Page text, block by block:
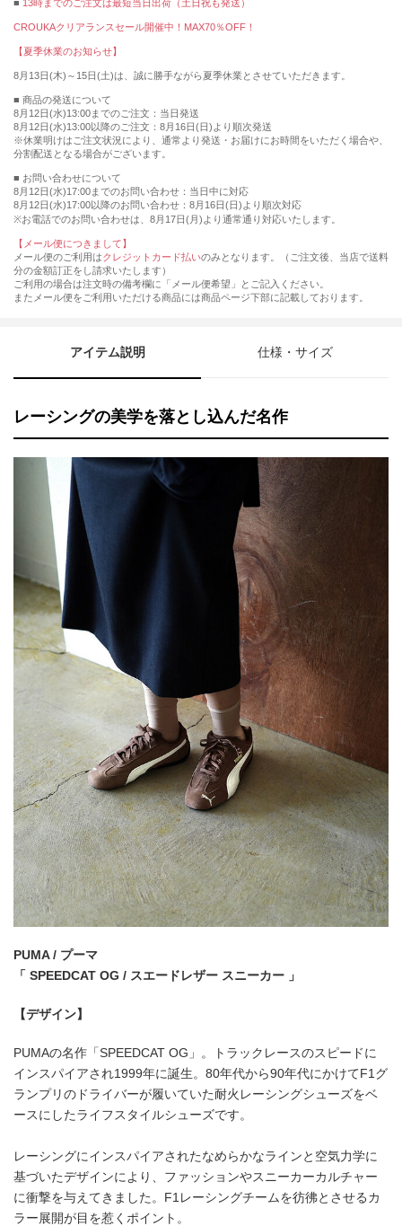
13時までのご注文は最短当日出荷（土日祝も発送）
CROUKAクリアランスセール開催中！MAX70％OFF！
【夏季休業のお知らせ】
8月13日(木)～15日(土)は、誠に勝手ながら夏季休業とさせていただきます。
■ 商品の発送について
8月12日(水)13:00までのご注文：当日発送
8月12日(水)13:00以降のご注文：8月16日(日)より順次発送
※休業明けはご注文状況により、通常より発送・お届けにお時間をいただく場合や、
分割配送となる場合がございます。
■ お問い合わせについて
8月12日(水)17:00までのお問い合わせ：当日中に対応
8月12日(水)17:00以降のお問い合わせ：8月16日(日)より順次対応
※お電話でのお問い合わせは、8月17日(月)より通常通り対応いたします。
【メール便につきまして】
メール便のご利用はクレジットカード払いのみとなります。（ご注文後、当店で送料
分の金額訂正をし請求いたします）
ご利用の場合は注文時の備考欄に「メール便希望」とご記入ください。
またメール便をご利用いただける商品には商品ページ下部に記載しております。
アイテム説明 仕様・サイズ
レーシングの美学を落とし込んだ名作
PUMA / プーマ
「 SPEEDCAT OG / スエードレザー スニーカー 」
【デザイン】
PUMAの名作「SPEEDCAT OG」。トラックレースのスピードに
インスパイアされ1999年に誕生。80年代から90年代にかけてF1グ
ランプリのドライバーが履いていた耐火レーシングシューズをベ
ースにしたライフスタイルシューズです。
レーシングにインスパイアされたなめらかなラインと空気力学に
基づいたデザインにより、ファッションやスニーカーカルチャー
に衝撃を与えてきました。F1レーシングチームを彷彿とさせるカ
ラー展開が目を惹くポイント。